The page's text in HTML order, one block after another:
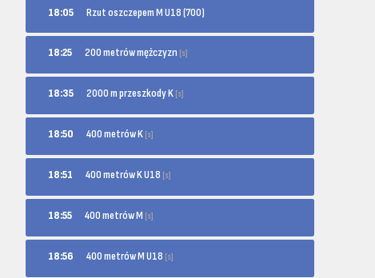
18:05 Rzut oszczepem M U18 (700)
18:25 200 metrów mężczyzn [s]
18:35 2000 m przeszkody K [s]
18:50 400 metrów K [s]
18:51 400 metrów K U18 [s]
18:55 400 metrów M [s]
18:56 400 metrów M U18 [s]